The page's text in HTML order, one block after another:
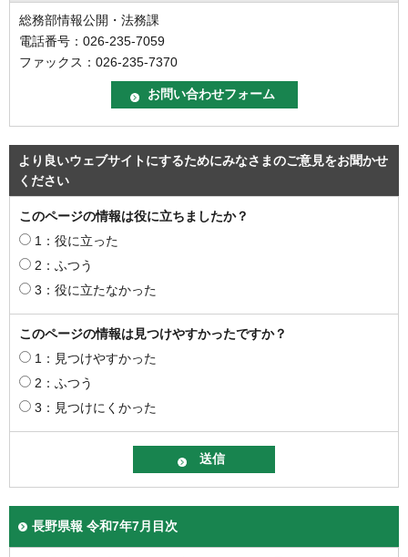
総務部情報公開・法務課
電話番号：026-235-7059
ファックス：026-235-7370
より良いウェブサイトにするためにみなさまのご意見をお聞かせ
ください
このページの情報は役に立ちましたか？
1：役に立った
2：ふつう
3：役に立たなかった
このページの情報は見つけやすかったですか？
1：見つけやすかった
2：ふつう
3：見つけにくかった
長野県報 令和7年7月目次